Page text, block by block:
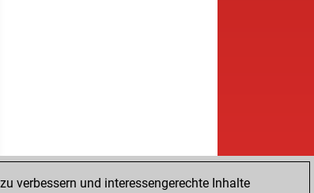
verbessern und interessengerechte Inhalte